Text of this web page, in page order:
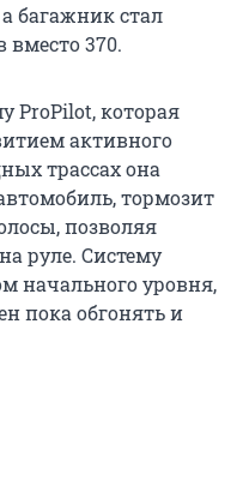
багажник стал
вместо 370.
ProPilot, которая
активного
трассах она
тормозит
позволяя
руле. Систему
начального уровня,
пока обгонять и